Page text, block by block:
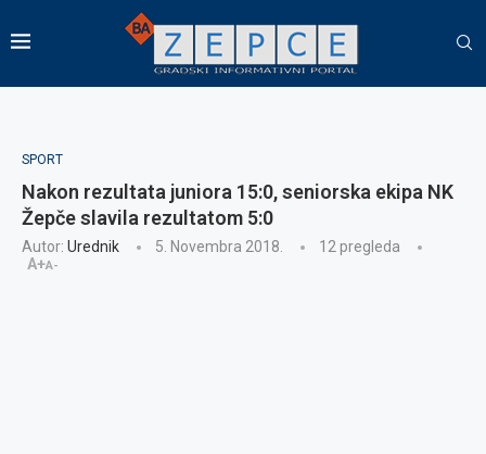
SPORT
Nakon rezultata juniora 15:0, seniorska ekipa NK
Žepče slavila rezultatom 5:0
Autor: Urednik 5. Novembra 2018. 12 pregleda
A+A-